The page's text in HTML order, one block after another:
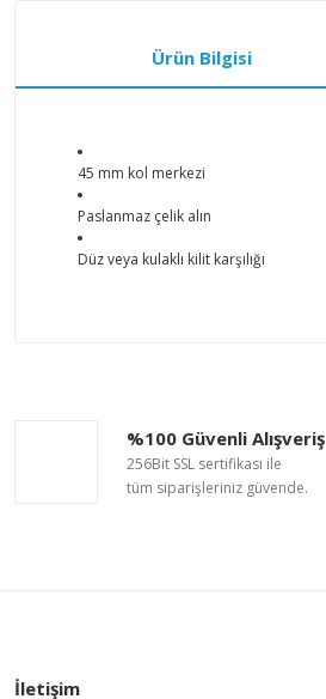
Ürün Bilgisi
45 mm kol merkezi
Paslanmaz çelik alın
Düz veya kulaklı kilit karşılığı
Ürün açıklamasında eksik
Ürün bilgilerinde hatalar
%100 Güvenli Alışveriş
256Bit SSL sertifikası ile
tüm siparişleriniz güvende.
İletişim